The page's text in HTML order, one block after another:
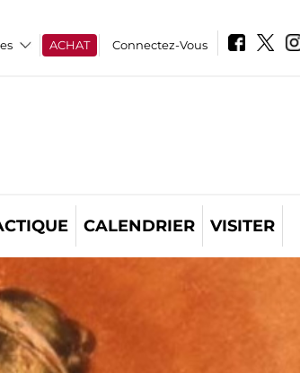
ACHAT Connectez-Vous
CALENDRIER VISITER